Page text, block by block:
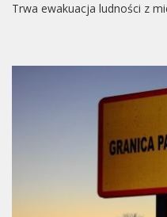
Trwa ewakuacja ludności z